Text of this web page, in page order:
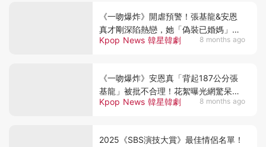
Kpop News 韓星韓劇 8 months ago
《一吻爆炸》開虐預警！張基龍&安恩
真才剛深陷熱戀，她「偽裝已婚媽」秘
密就被發現(ep.11-12)
Kpop News 韓星韓劇 8 months ago
《一吻爆炸》安恩真「背起187公分張
基龍」被批不合理！花絮曝光網驚呆：
我服了XD
2025《SBS演技大賞》最佳情侶名單！